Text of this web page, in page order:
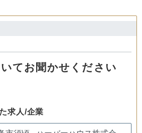
てお聞かせください
求人/企業